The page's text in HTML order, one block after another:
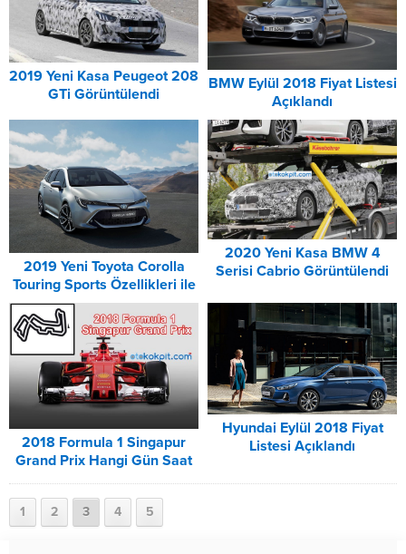
2019 Yeni Kasa Peugeot 208
GTi Görüntülendi
BMW Eylül 2018 Fiyat Listesi
Açıklandı
2019 Yeni Toyota Corolla
Touring Sports Özellikleri ile
Tanıtıldı
2020 Yeni Kasa BMW 4
Serisi Cabrio Görüntülendi
2018 Formula 1 Singapur
Grand Prix Hangi Gün Saat
Kaçta
Hyundai Eylül 2018 Fiyat
Listesi Açıklandı
1 2 3 4 5